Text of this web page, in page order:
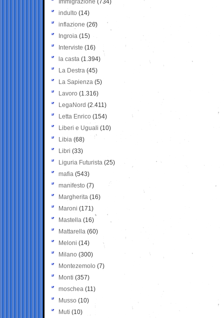
Immigrazione (734)
indulto (14)
inflazione (26)
Ingroia (15)
Interviste (16)
la casta (1.394)
La Destra (45)
La Sapienza (5)
Lavoro (1.316)
LegaNord (2.411)
Letta Enrico (154)
Liberi e Uguali (10)
Libia (68)
Libri (33)
Liguria Futurista (25)
mafia (543)
manifesto (7)
Margherita (16)
Maroni (171)
Mastella (16)
Mattarella (60)
Meloni (14)
Milano (300)
Montezemolo (7)
Monti (357)
moschea (11)
Musso (10)
Muti (10)